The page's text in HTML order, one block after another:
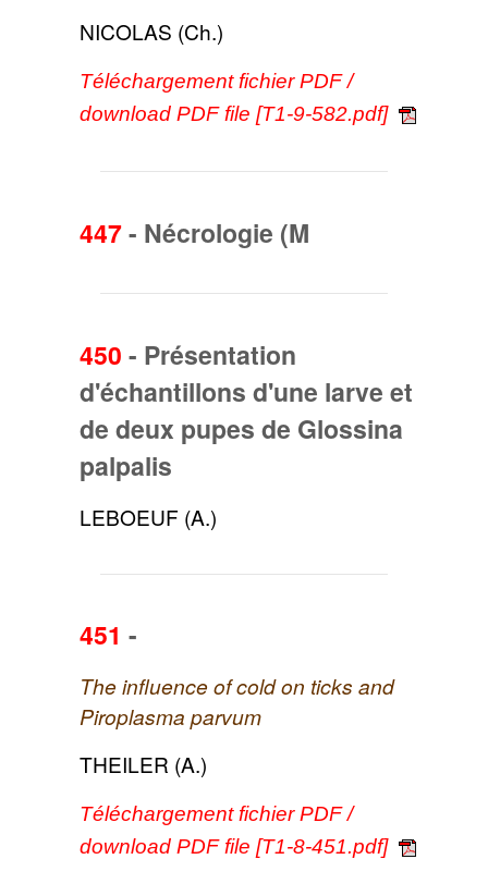
NICOLAS (Ch.)
Téléchargement fichier PDF /
download PDF file [T1-9-582.pdf]
447- Nécrologie (M
450 - Présentation
d'échantillons d'une larve et
de deux pupes de Glossina
palpalis
LEBOEUF (A.)
451 -
The influence of cold on ticks and
Piroplasma parvum
THEILER (A.)
Téléchargement fichier PDF /
download PDF file [T1-8-451.pdf]